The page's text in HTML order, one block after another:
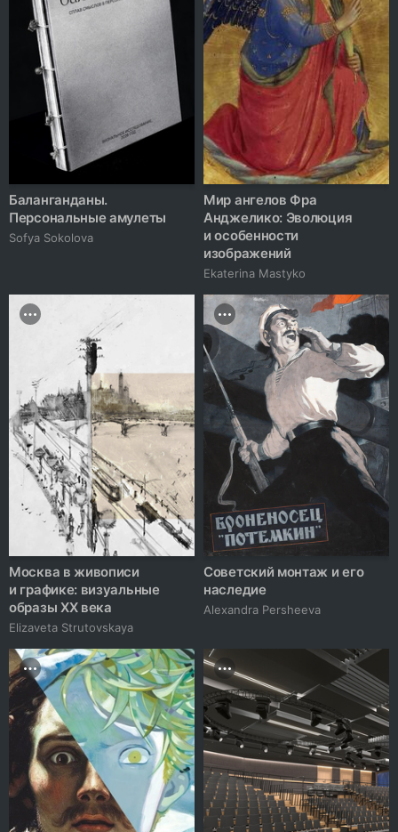
Баланганданы.
Персональные амулеты
Sofya Sokolova
Мир ангелов Фра
Анджелико: Эволюция
и особенности
изображений
Ekaterina Mastyko
Москва в живописи
и графике: визуальные
образы XX века
Elizaveta Strutovskaya
Советский монтаж и его
наследие
Alexandra Persheeva